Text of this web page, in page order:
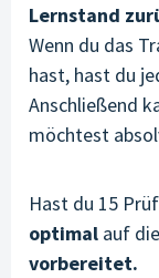
Lernstand
Wenn du das
hast, hast du
Anschließend
möchtest
Hast du 15
optimal auf
vorbereitet.